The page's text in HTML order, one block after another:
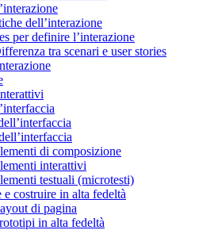
dell’interazione
per definire l’interazione
tra scenari e user stories
di composizione
interattivi
testuali (microtesti)
e costruire in alta fedeltà
di pagina
in alta fedeltà